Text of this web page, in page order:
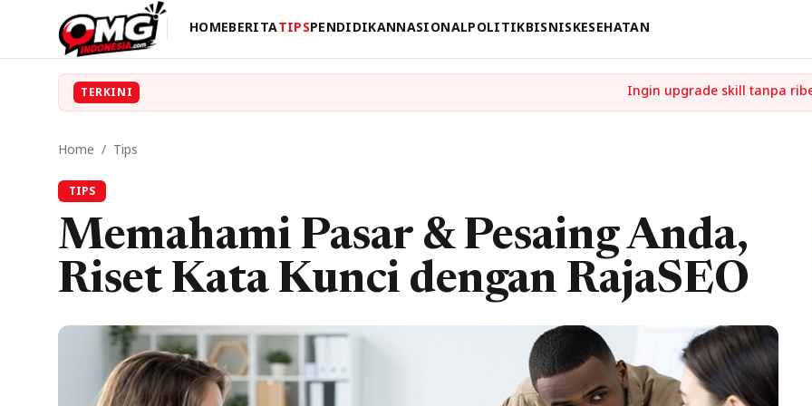
HOMEBERITATIPSPENDIDIKANNASIONALPOLITIKBISNISKESEHATAN
TERKINI
Home / Tips
TIPS
Memahami Pasar & Pesaing Anda,
Riset Kata Kunci dengan RajaSEO